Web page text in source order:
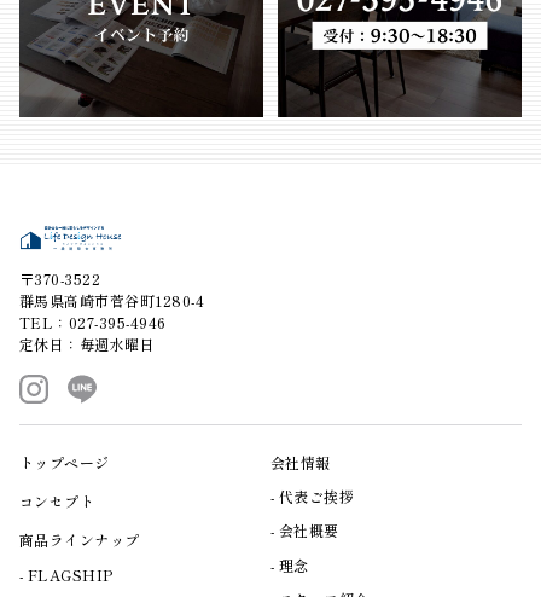
〒370-3522
群馬県高崎市菅谷町1280-4
TEL：027-395-4946
定休日：毎週水曜日
トップページ
コンセプト
商品ラインナップ
FLAGSHIP
会社情報
代表ご挨拶
会社概要
理念